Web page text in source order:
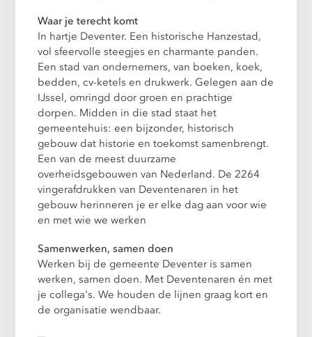
Waar je terecht komt
In hartje Deventer. Een historische Hanzestad,
vol sfeervolle steegjes en charmante panden.
Een stad van ondernemers, van boeken, koek,
bedden, cv-ketels en drukwerk. Gelegen aan de
IJssel, omringd door groen en prachtige
dorpen. Midden in die stad staat het
gemeentehuis: een bijzonder, historisch
gebouw dat historie en toekomst samenbrengt.
Een van de meest duurzame
overheidsgebouwen van Nederland. De 2264
vingerafdrukken van Deventenaren in het
gebouw herinneren je er elke dag aan voor wie
en met wie we werken
Samenwerken, samen doen
Werken bij de gemeente Deventer is samen
werken, samen doen. Met Deventenaren én met
je collega's. We houden de lijnen graag kort en
de organisatie wendbaar.